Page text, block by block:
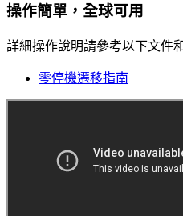
操作簡單，全球可用
詳細操作說明請參考以下文件
零停機遷移指南